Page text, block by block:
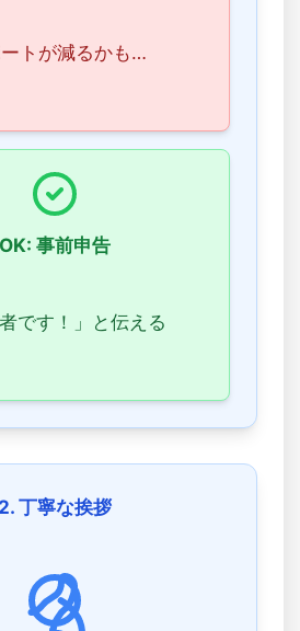
トが減るかも…
OK: 事前申告
者です！」と伝える
2. 丁寧な挨拶